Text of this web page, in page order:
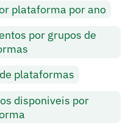
plataforma por ano
por grupos de
plataformas
disponiveis por